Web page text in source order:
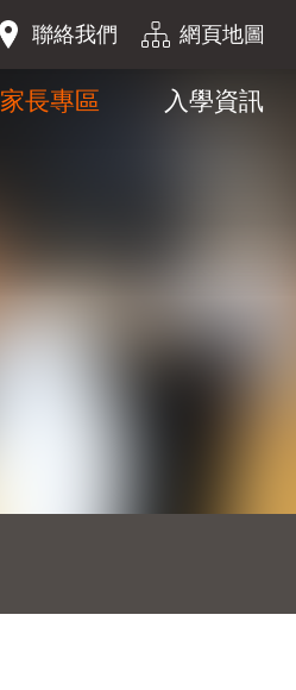
聯絡我們 網頁地圖
家長專區 入學資訊